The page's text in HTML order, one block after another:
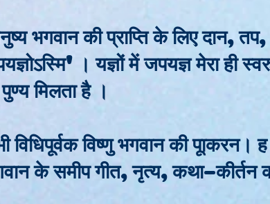
भगवान की प्राप्ति के लिए दान,
। यज्ञों में जपयज्ञ मेरा ही
मिलता है ।
विधिपूर्वक विष्णु भगवान की
के समीप गीत, नृत्य, कथा-